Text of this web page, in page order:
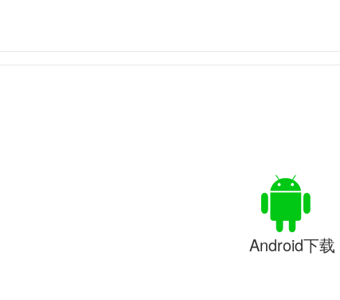
Android下载